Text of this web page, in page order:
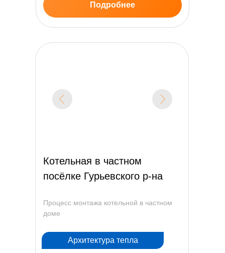
Процесс монтажа котельной в частном
доме
Архитектура тепла
Котельная в частном
посёлке Гурьевского р-на
Подробнее